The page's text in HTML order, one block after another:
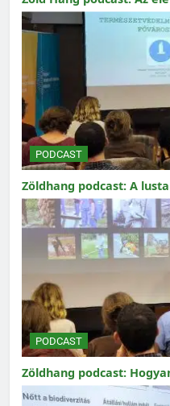
PODCAST
Zöldhang podcast: A
PODCAST
Zöldhang podcast: